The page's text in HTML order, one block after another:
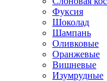
Фуксия
Шоколад
Шампань
Оливковые
Оранжевые
Вишневые
Изумрудные